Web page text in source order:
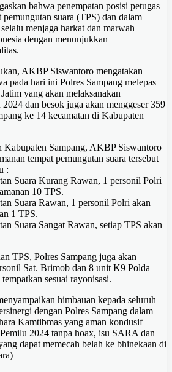
bahwa penempatan posisi petugas
suara (TPS) dan dalam
menjaga harkat dan marwah
dengan menunjukkan
AKBP Siswantoro mengatakan
pada hari ini Polres Sampang melepas
yang akan melaksanakan
dan besok juga akan menggeser 359
ke 14 kecamatan di Kabupaten
Sampang, AKBP Siswantoro
tempat pemungutan suara tersebut
:
Suara Kurang Rawan, 1 personil Polri
10 TPS.
Suara Rawan, 1 personil Polri akan
1 TPS.
Suara Sangat Rawan, setiap TPS akan
TPS, Polres Sampang juga akan
Sat. Brimob dan 8 unit K9 Polda
sesuai rayonisasi.
himbauan kepada seluruh
dengan Polres Sampang dalam
Kamtibmas yang aman kondusif
2024 tanpa hoax, isu SARA dan
dapat memecah belah ke bhinekaan di